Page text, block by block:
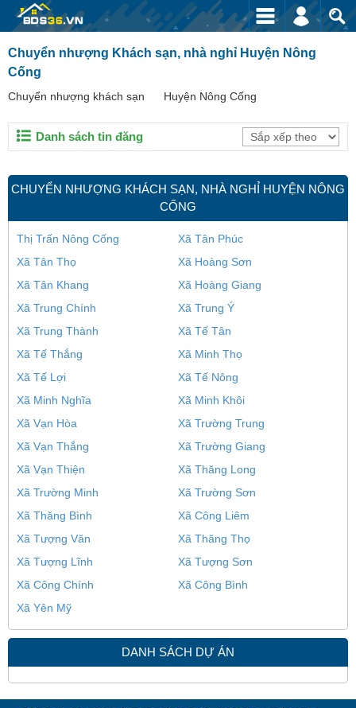
Chuyển nhượng Khách sạn, nhà nghỉ Huyện Nông
Cống
Chuyển nhượng khách sạn Huyện Nông Cống
Danh sách tin đăng
CHUYỂN NHƯỢNG KHÁCH SẠN, NHÀ NGHỈ HUYỆN NÔNG
CỐNG
Thị Trấn Nông Cống
Xã Tân Phúc
Xã Tân Thọ
Xã Hoàng Sơn
Xã Tân Khang
Xã Hoàng Giang
Xã Trung Chính
Xã Trung Ý
Xã Trung Thành
Xã Tế Tân
Xã Tế Thắng
Xã Minh Thọ
Xã Tế Lợi
Xã Tế Nông
Xã Minh Nghĩa
Xã Minh Khôi
Xã Vạn Hòa
Xã Trường Trung
Xã Vạn Thắng
Xã Trường Giang
Xã Vạn Thiện
Xã Thăng Long
Xã Trường Minh
Xã Trường Sơn
Xã Thăng Bình
Xã Công Liêm
Xã Tượng Văn
Xã Thăng Thọ
Xã Tượng Lĩnh
Xã Tượng Sơn
Xã Công Chính
Xã Công Bình
Xã Yên Mỹ
DANH SÁCH DỰ ÁN